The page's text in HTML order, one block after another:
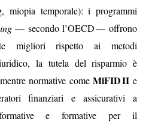
miopia temporale): i programmi
— secondo l’OECD — offrono
migliori rispetto ai metodi
la tutela del risparmio è
normative comeMiFID II e
finanziari e assicurativi a
e formative per il